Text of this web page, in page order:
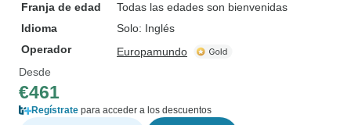
Franja de edad
Todas las edades son bienvenidas
Idioma
Solo: Inglés
Operador
Europamundo
Desde
€461
Regístrate para acceder a los descuentos